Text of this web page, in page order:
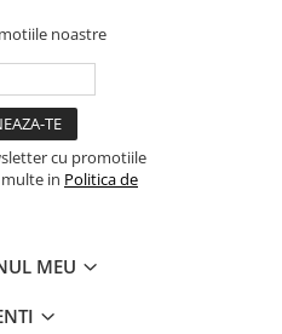
noastre
cu promotiile
in Politica de
MEU